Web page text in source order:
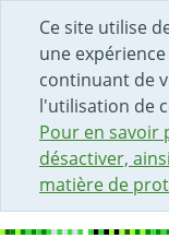
Ce site utilise
une
continuant de
l'utilisation de
Pour en savoir
désactiver,
matière de
DÉBUT DU
ACCÈS AU
PAGE D'ACCUEIL
FORMULAIRE